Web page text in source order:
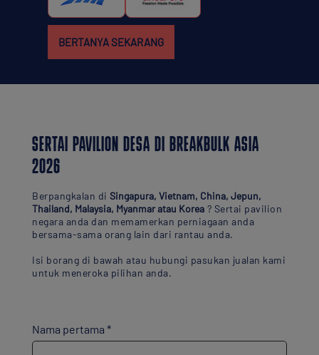
BERTANYA SEKARANG
SERTAI PAVILION DESA DI BREAKBULK ASIA
2026
Berpangkalan di Singapura, Vietnam, China, Jepun,
Thailand, Malaysia, Myanmar atau Korea ? Sertai pavilion
negara anda dan memamerkan perniagaan anda
bersama-sama orang lain dari rantau anda.
Isi borang di bawah atau hubungi pasukan jualan kami
untuk meneroka pilihan anda.
Nama pertama *